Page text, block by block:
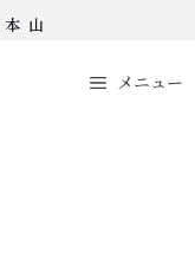
山
メニュー